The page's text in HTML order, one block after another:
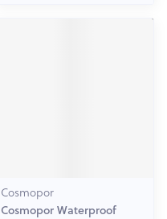
Cosmopor
Cosmopor Waterproof